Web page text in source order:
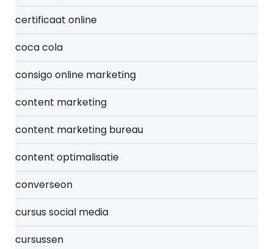
certificaat online
coca cola
consigo online marketing
content marketing
content marketing bureau
content optimalisatie
converseon
cursus social media
cursussen